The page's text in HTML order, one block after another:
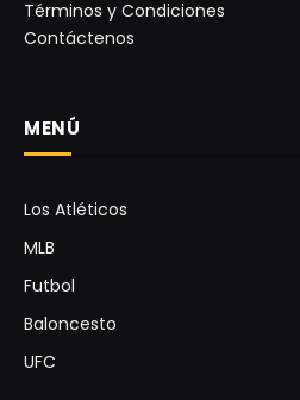
Términos y Condiciones
Contáctenos
MENÚ
Los Atléticos
MLB
Futbol
Baloncesto
UFC